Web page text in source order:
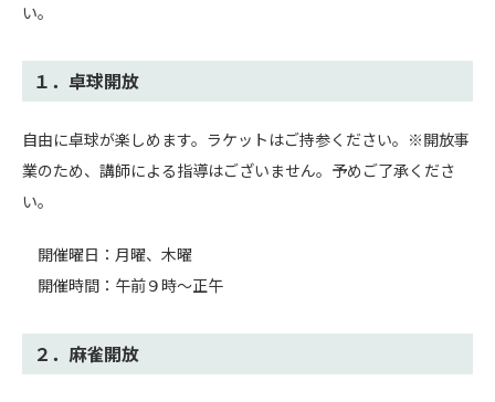
い。
１．卓球開放
自由に卓球が楽しめます。ラケットはご持参ください。※開放事
業のため、講師による指導はございません。予めご了承くださ
い。
開催曜日：月曜、木曜
開催時間：午前９時～正午
２．麻雀開放